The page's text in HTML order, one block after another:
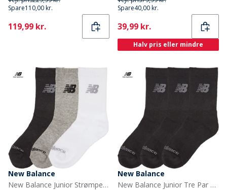
Spare110,00 kr.
Current
119,99 kr.
Spare40,00 kr.
Current
39,99 kr.
Halv pris eller mindre
New Balance
New Balance Junior Strømper med Polstring 3-Pak Multi
New Balance
New Balance Junior Tre Par Polstrede Crew Sokker Sort